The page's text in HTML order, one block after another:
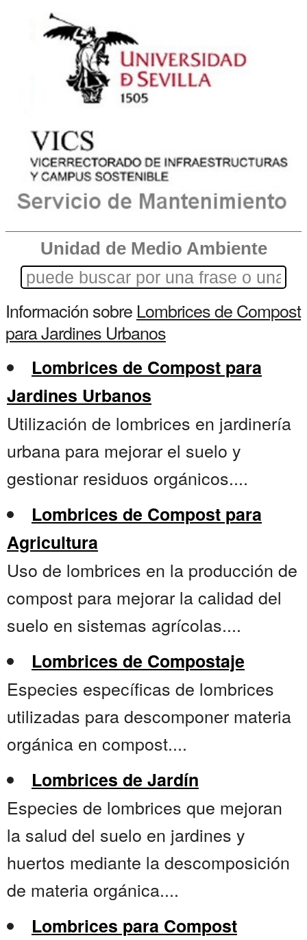
Unidad de Medio Ambiente
Información sobre Lombrices de Compost
para Jardines Urbanos
Lombrices de Compost para
Jardines Urbanos
Utilización de lombrices en jardinería
urbana para mejorar el suelo y
gestionar residuos orgánicos....
Lombrices de Compost para
Agricultura
Uso de lombrices en la producción de
compost para mejorar la calidad del
suelo en sistemas agrícolas....
Lombrices de Compostaje
Especies específicas de lombrices
utilizadas para descomponer materia
orgánica en compost....
Lombrices de Jardín
Especies de lombrices que mejoran
la salud del suelo en jardines y
huertos mediante la descomposición
de materia orgánica....
Lombrices para Compost